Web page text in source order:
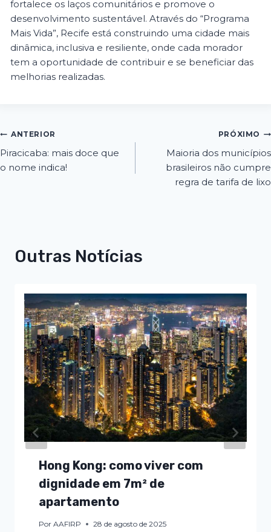
fortalece os laços comunitários e promove o
desenvolvimento sustentável. Através do “Programa
Mais Vida”, Recife está construindo uma cidade mais
dinâmica, inclusiva e resiliente, onde cada morador
tem a oportunidade de contribuir e se beneficiar das
melhorias realizadas.
ANTERIOR
Piracicaba: mais doce que
o nome indica!
PRÓXIMO
Maioria dos municípios
brasileiros não cumpre
regra de tarifa de lixo
Outras Notícias
Hong Kong: como viver com
dignidade em 7m² de
apartamento
Por AAFIRP 28 de agosto de 2025